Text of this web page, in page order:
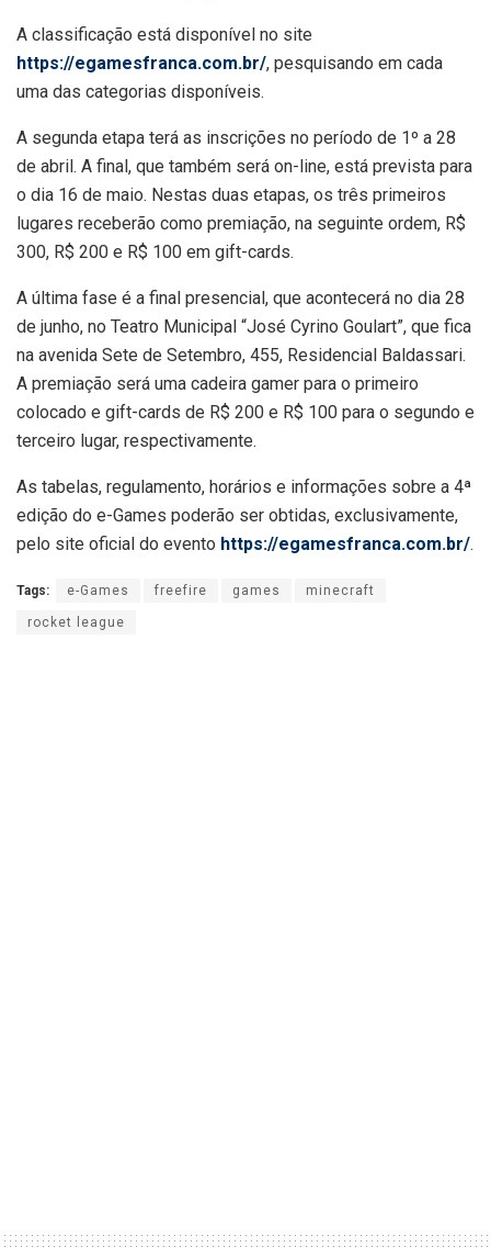
A classificação está disponível no site
https://egamesfranca.com.br/, pesquisando em cada
uma das categorias disponíveis.
A segunda etapa terá as inscrições no período de 1º a 28
de abril. A final, que também será on-line, está prevista para
o dia 16 de maio. Nestas duas etapas, os três primeiros
lugares receberão como premiação, na seguinte ordem, R$
300, R$ 200 e R$ 100 em gift-cards.
A última fase é a final presencial, que acontecerá no dia 28
de junho, no Teatro Municipal “José Cyrino Goulart”, que fica
na avenida Sete de Setembro, 455, Residencial Baldassari.
A premiação será uma cadeira gamer para o primeiro
colocado e gift-cards de R$ 200 e R$ 100 para o segundo e
terceiro lugar, respectivamente.
As tabelas, regulamento, horários e informações sobre a 4ª
edição do e-Games poderão ser obtidas, exclusivamente,
pelo site oficial do evento https://egamesfranca.com.br/.
Tags: e-Games freefire games minecraft
rocket league